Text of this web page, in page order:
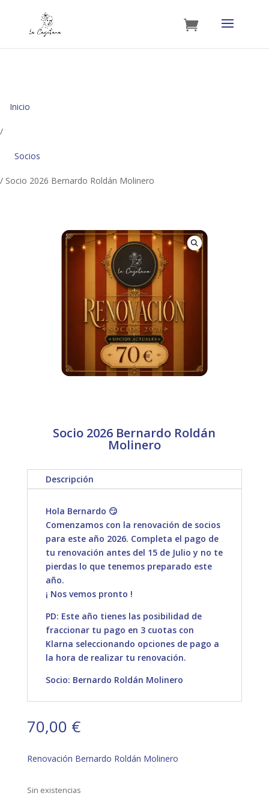
Inicio
/
Socios
/ Socio 2026 Bernardo Roldán Molinero
Socio 2026 Bernardo Roldán
Molinero
Descripción
Hola Bernardo 😏
Comenzamos con la renovación de socios
para este año 2026. Completa el pago de
tu renovación antes del 15 de Julio y no te
pierdas lo que tenemos preparado este
año.
¡ Nos vemos pronto !
PD: Este año tienes las posibilidad de
fraccionar tu pago en 3 cuotas con
Klarna seleccionando opciones de pago a
la hora de realizar tu renovación.
Socio: Bernardo Roldán Molinero
70,00 €
Renovación Bernardo Roldán Molinero
Sin existencias